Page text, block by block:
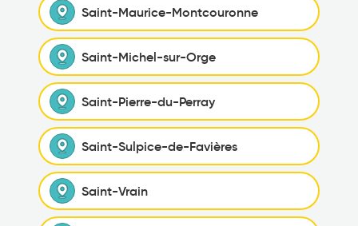
Saint-Maurice-Montcouronne
Saint-Michel-sur-Orge
Saint-Pierre-du-Perray
Saint-Sulpice-de-Favières
Saint-Vrain